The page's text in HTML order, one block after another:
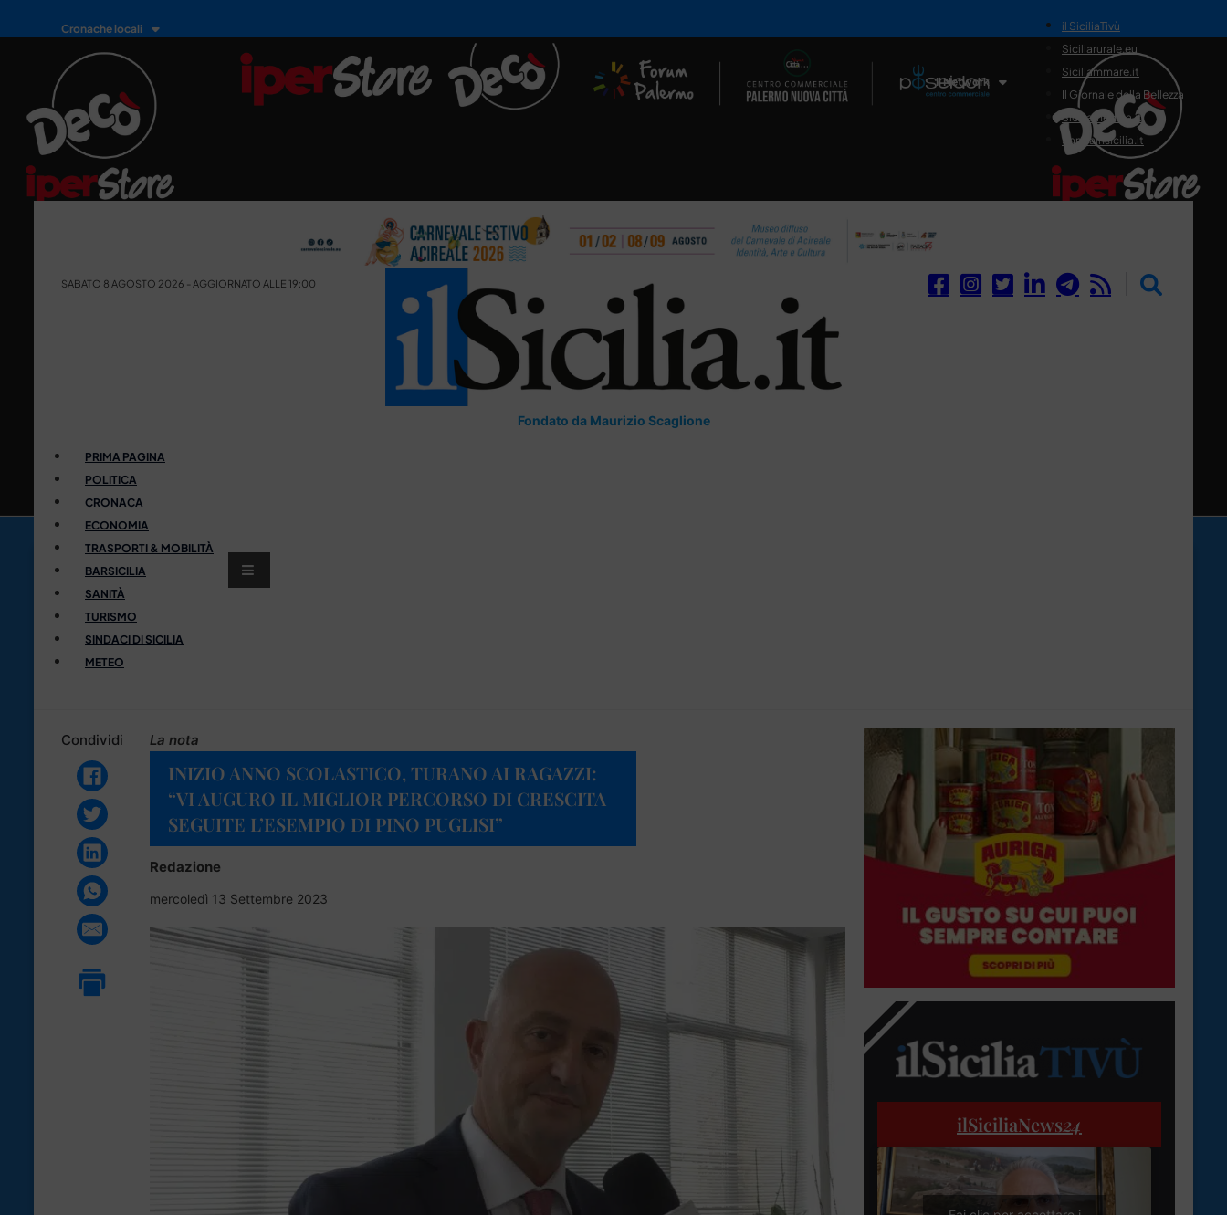
Cronache locali
Il Network
il SiciliaTivù
Siciliarurale.eu
Siciliammare.it
Il Giornale della Bellezza
Siciliamedica.it
Sanitainsicilia.it
SABATO 8 AGOSTO 2026 - AGGIORNATO ALLE 19:00
Fondato da Maurizio Scaglione
PRIMA PAGINA
POLITICA
CRONACA
ECONOMIA
TRASPORTI & MOBILITÀ
BARSICILIA
SANITÀ
TURISMO
SINDACI DI SICILIA
METEO
Condividi La nota
INIZIO ANNO SCOLASTICO, TURANO AI RAGAZZI:
“VI AUGURO IL MIGLIOR PERCORSO DI CRESCITA
SEGUITE L’ESEMPIO DI PINO PUGLISI”
Redazione
mercoledì 13 Settembre 2023
ilSiciliaNews24